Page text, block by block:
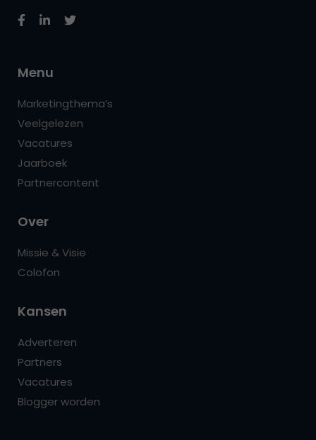
Menu
Marketingthema’s
Veelgelezen
Vacatures
Jaarboek
Partnercontent
Over
Missie & Visie
Colofon
Kansen
Adverteren
Partners
Vacatures
Blogger worden